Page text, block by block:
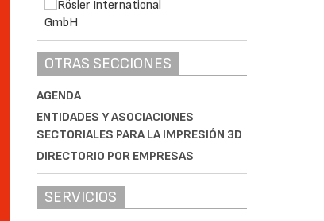
OTRAS SECCIONES
AGENDA
ENTIDADES Y ASOCIACIONES
SECTORIALES PARA LA IMPRESIÓN 3D
DIRECTORIO POR EMPRESAS
SERVICIOS